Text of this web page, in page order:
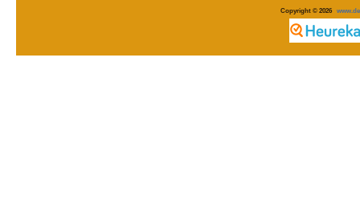
Copyright © 2026